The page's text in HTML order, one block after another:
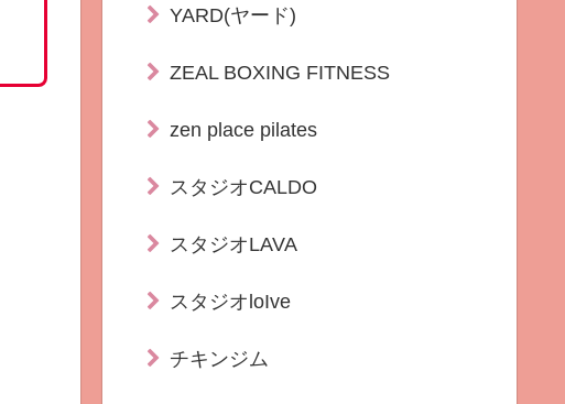
YARD(ヤード)
ZEAL BOXING FITNESS
zen place pilates
スタジオCALDO
スタジオLAVA
スタジオloIve
チキンジム